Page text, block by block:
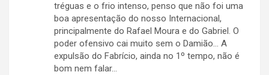
tréguas e o frio intenso, penso que não foi uma
boa apresentação do nosso Internacional,
principalmente do Rafael Moura e do Gabriel. O
poder ofensivo cai muito sem o Damião… A
expulsão do Fabrício, ainda no 1º tempo, não é
bom nem falar…